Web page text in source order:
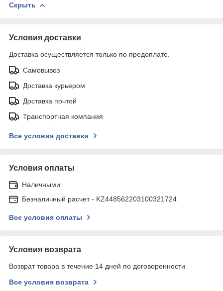
Скрыть
Условия доставки
Доставка осуществляется только по предоплате.
Самовывоз
Доставка курьером
Доставка почтой
Транспортная компания
Все условия доставки
Условия оплаты
Наличными
Безналичный расчет - KZ448562203100321724
Все условия оплаты
Условия возврата
Возврат товара в течение 14 дней по договоренности
Все условия возврата